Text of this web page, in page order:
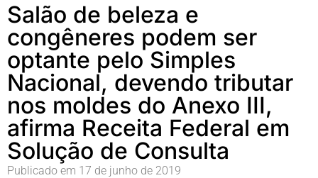
Salão de beleza e
congêneres podem ser
optante pelo Simples
Nacional, devendo tributar
nos moldes do Anexo III,
afirma Receita Federal em
Solução de Consulta
Publicado em 17 de junho de 2019